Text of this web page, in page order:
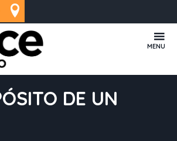
MENU
DE UN